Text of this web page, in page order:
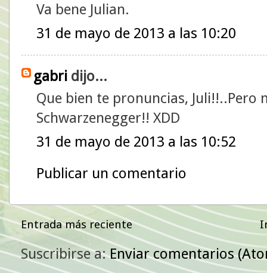
Va bene Julian.
31 de mayo de 2013 a las 10:20
gabri dijo...
Que bien te pronuncias, Juli!!..Pero
Schwarzenegger!! XDD
31 de mayo de 2013 a las 10:52
Publicar un comentario
Entrada más reciente
Suscribirse a:Enviar comentarios